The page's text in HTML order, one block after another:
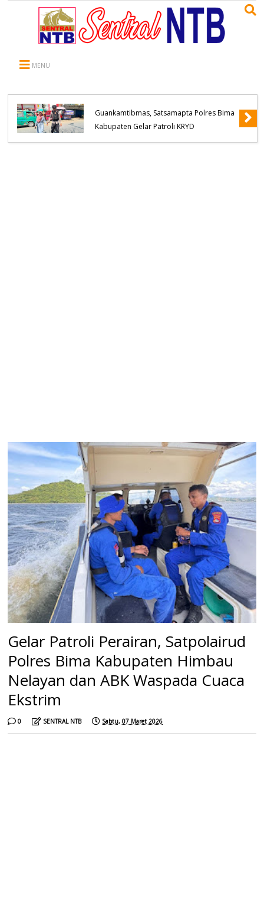
MENU
Guankamtibmas, Satsamapta Polres Bima
Kabupaten Gelar Patroli KRYD
Gelar Patroli Perairan, Satpolairud
Polres Bima Kabupaten Himbau
Nelayan dan ABK Waspada Cuaca
Ekstrim
0 SENTRAL NTB Sabtu, 07 Maret 2026